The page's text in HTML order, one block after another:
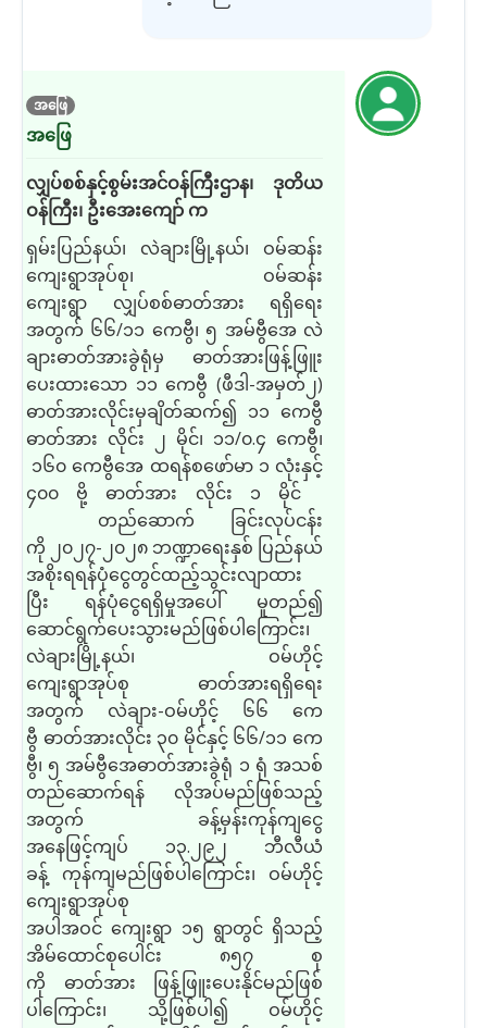
အဖြေ
အဖြေ
လျှပ်စစ်နှင့်စွမ်းအင်ဝန်ကြီးဌာန၊ ဒုတိယ
ဝန်ကြီး၊ ဦးအေးကျော် က
ရှမ်းပြည်နယ်၊ လဲချားမြို့နယ်၊ ဝမ်ဆန်း
ကျေးရွာအုပ်စု၊ ဝမ်ဆန်း
ကျေးရွာ လျှပ်စစ်ဓာတ်အား ရရှိရေး
အတွက် ၆၆/၁၁ ကေဗွီ၊ ၅ အမ်ဗွီအေ လဲ
ချားဓာတ်အားခွဲရုံမှ ဓာတ်အားဖြန့်ဖြူး
ပေးထားသော ၁၁ ကေဗွီ (ဖီဒါ-အမှတ်၂)
ဓာတ်အားလိုင်းမှချိတ်ဆက်၍ ၁၁ ကေဗွီ
ဓာတ်အား လိုင်း ၂ မိုင်၊ ၁၁/၀.၄ ကေဗွီ၊
၁၆၀ ကေဗွီအေ ထရန်စဖော်မာ ၁ လုံးနှင့်
၄၀၀ ဗို့ ဓာတ်အား လိုင်း ၁ မိုင်
တည်ဆောက် ခြင်းလုပ်ငန်း
ကို ၂၀၂၇- ၂၀၂၈ ဘဏ္ဍာရေးနှစ် ပြည်နယ်
အစိုးရရန်ပုံငွေတွင်ထည့်သွင်းလျာထား
ပြီး ရန်ပုံငွေရရှိမှုအပေါ် မူတည်၍
ဆောင်ရွက်ပေးသွားမည်ဖြစ်ပါကြောင်း၊
လဲချားမြို့နယ်၊ ဝမ်ဟိုင့်
ကျေးရွာအုပ်စု ဓာတ်အားရရှိရေး
အတွက် လဲချား-ဝမ်ဟိုင့် ၆၆ ကေ
ဗွီ ဓာတ်အားလိုင်း ၃၀ မိုင်နှင့် ၆၆/၁၁ ကေ
ဗွီ၊ ၅ အမ်ဗွီအေဓာတ်အားခွဲရုံ ၁ ရုံ အသစ်
တည်ဆောက်ရန် လိုအပ်မည်ဖြစ်သည့်
အတွက် ခန့်မှန်းကုန်ကျငွေ
အနေဖြင့်ကျပ် ၁၃. ၂၉၂ ဘီလီယံ
ခန့် ကုန်ကျမည်ဖြစ်ပါကြောင်း၊ ဝမ်ဟိုင့်
ကျေးရွာအုပ်စု
အပါအဝင် ကျေးရွာ ၁၅ ရွာတွင် ရှိသည့်
အိမ်ထောင်စုပေါင်း ၈၅၇ စု
ကို ဓာတ်အား ဖြန့်ဖြူးပေးနိုင်မည်ဖြစ်
ပါကြောင်း၊
သို့ဖြစ်ပါ၍ ဝမ်ဟိုင့်